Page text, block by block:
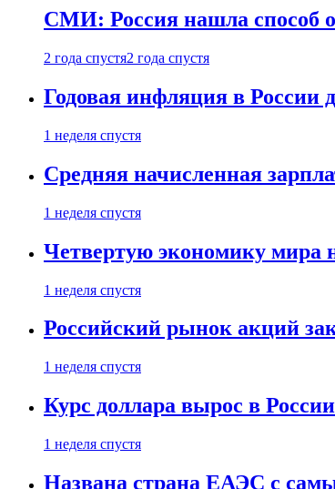
СМИ: Россия нашла способ
2 года спустя2 года спустя
Годовая инфляция в России
1 неделя спустя
Средняя начисленная
1 неделя спустя
Четвертую экономику мира
1 неделя спустя
Российский рынок акций
1 неделя спустя
Курс доллара вырос в
1 неделя спустя
Названа страна ЕАЭС с